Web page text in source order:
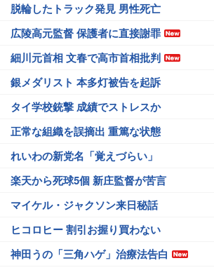
脱輪したトラック発見 男性死亡
広陵高元監督 保護者に直接謝罪
細川元首相 文春で高市首相批判
銀メダリスト 本多灯被告を起訴
タイ学校銃撃 成績でストレスか
正常な組織を誤摘出 重篤な状態
れいわの新党名「覚えづらい」
楽天から死球5個 新庄監督が苦言
マイケル・ジャクソン来日秘話
ヒコロヒー 割引お握り買わない
神田うの「三角ハゲ」治療法告白